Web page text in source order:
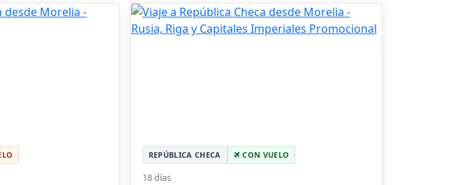
REPÚBLICA CHECA CON VUELO
18 días